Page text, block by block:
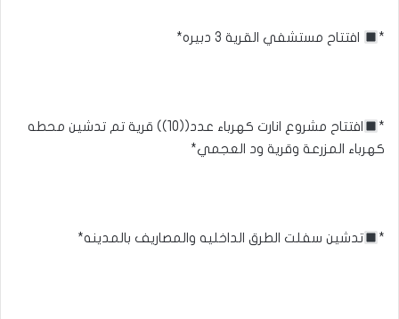
* افتتاح مستشفي القرية 3 دبيره*
*
افتتاح مشروع انارت كهرباء عدد((10)) قرية تم تدشين محطه
كهرباء المزرعة وقرية ود العجمي*
* تدشين سفلت الطرق الداخليه والمصاريف بالمدينه*